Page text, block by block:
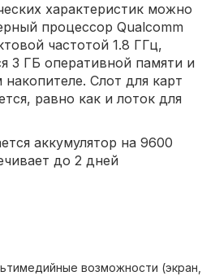
характеристик можно
процессор Qualcomm
частотой 1.8 ГГц,
3 ГБ оперативной памяти и
Слот для карт
равно как и лоток для
аккумулятор на 9600
до 2 дней
возможности (экран,